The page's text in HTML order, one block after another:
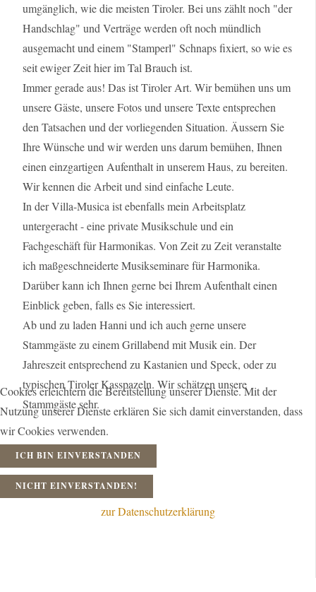
umgänglich, wie die meisten Tiroler. Bei uns zählt noch "der
Handschlag" und Verträge werden oft noch mündlich
ausgemacht und einem "Stamperl" Schnaps fixiert, so wie es
seit ewiger Zeit hier im Tal Brauch ist.
Immer gerade aus! Das ist Tiroler Art. Wir bemühen uns um
unsere Gäste, unsere Fotos und unsere Texte entsprechen
den Tatsachen und der vorliegenden Situation. Äussern Sie
Ihre Wünsche und wir werden uns darum bemühen, Ihnen
einen einzgartigen Aufenthalt in unserem Haus, zu bereiten.
Wir kennen die Arbeit und sind einfache Leute.
In der Villa-Musica ist ebenfalls mein Arbeitsplatz
untergeracht - eine private Musikschule und ein
Fachgeschäft für Harmonikas. Von Zeit zu Zeit veranstalte
ich maßgeschneiderte Musikseminare für Harmonika.
Darüber kann ich Ihnen gerne bei Ihrem Aufenthalt einen
Einblick geben, falls es Sie interessiert.
Ab und zu laden Hanni und ich auch gerne unsere
Stammgäste zu einem Grillabend mit Musik ein. Der
Jahreszeit entsprechend zu Kastanien und Speck, oder zu
typischen Tiroler Kasspazeln. Wir schätzen unsere
Stammgäste sehr.
Cookies erleichtern die Bereitstellung unserer Dienste. Mit der
Nutzung unserer Dienste erklären Sie sich damit einverstanden, dass
wir Cookies verwenden.
ICH BIN EINVERSTANDEN
NICHT EINVERSTANDEN!
zur Datenschutzerklärung